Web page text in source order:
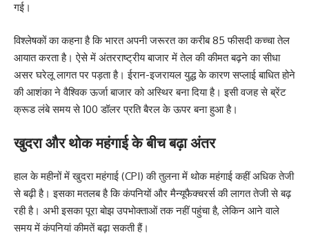
गई।
विश्लेषकों का कहना है कि भारत अपनी जरूरत का करीब 85 फीसदी कच्चा तेल
आयात करता है। ऐसे में अंतरराष्ट्रीय बाजार में तेल की कीमत बढ़ने का सीधा
असर घरेलू लागत पर पड़ता है। ईरान-इजरायल युद्ध के कारण सप्लाई बाधित होने
की आशंका ने वैश्विक ऊर्जा बाजार को अस्थिर बना दिया है। इसी वजह से ब्रेंट
क्रूड लंबे समय से 100 डॉलर प्रति बैरल के ऊपर बना हुआ है।
खुदरा और थोक महंगाई के बीच बढ़ा अंतर
हाल के महीनों में खुदरा महंगाई (CPI) की तुलना में थोक महंगाई कहीं अधिक तेजी
से बढ़ी है। इसका मतलब है कि कंपनियों और मैन्यूफैक्चरर्स की लागत तेजी से बढ़
रही है। अभी इसका पूरा बोझ उपभोक्ताओं तक नहीं पहुंचा है, लेकिन आने वाले
समय में कंपनियां कीमतें बढ़ा सकती हैं।